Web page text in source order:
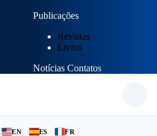
Publicações
Revistas
Livros
Notícias Contatos
EN ES FR